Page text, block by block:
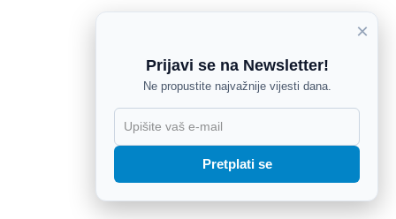
×
Prijavi se na Newsletter!
Ne propustite najvažnije vijesti dana.
Pretplati se